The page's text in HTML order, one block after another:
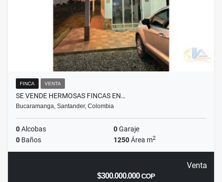
FINCA VENTA
SE VENDE HERMOSAS FINCAS EN…
Bucaramanga, Santander, Colombia
0Alcobas 0Garaje
0 Baños 1250Área m2
Venta
$300.000.000COP